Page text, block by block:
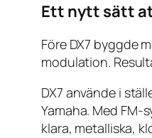
Ett nytt sätt
Före DX7 byggde
modulation.
DX7 använde i
Yamaha. Med
klara, metalliska,